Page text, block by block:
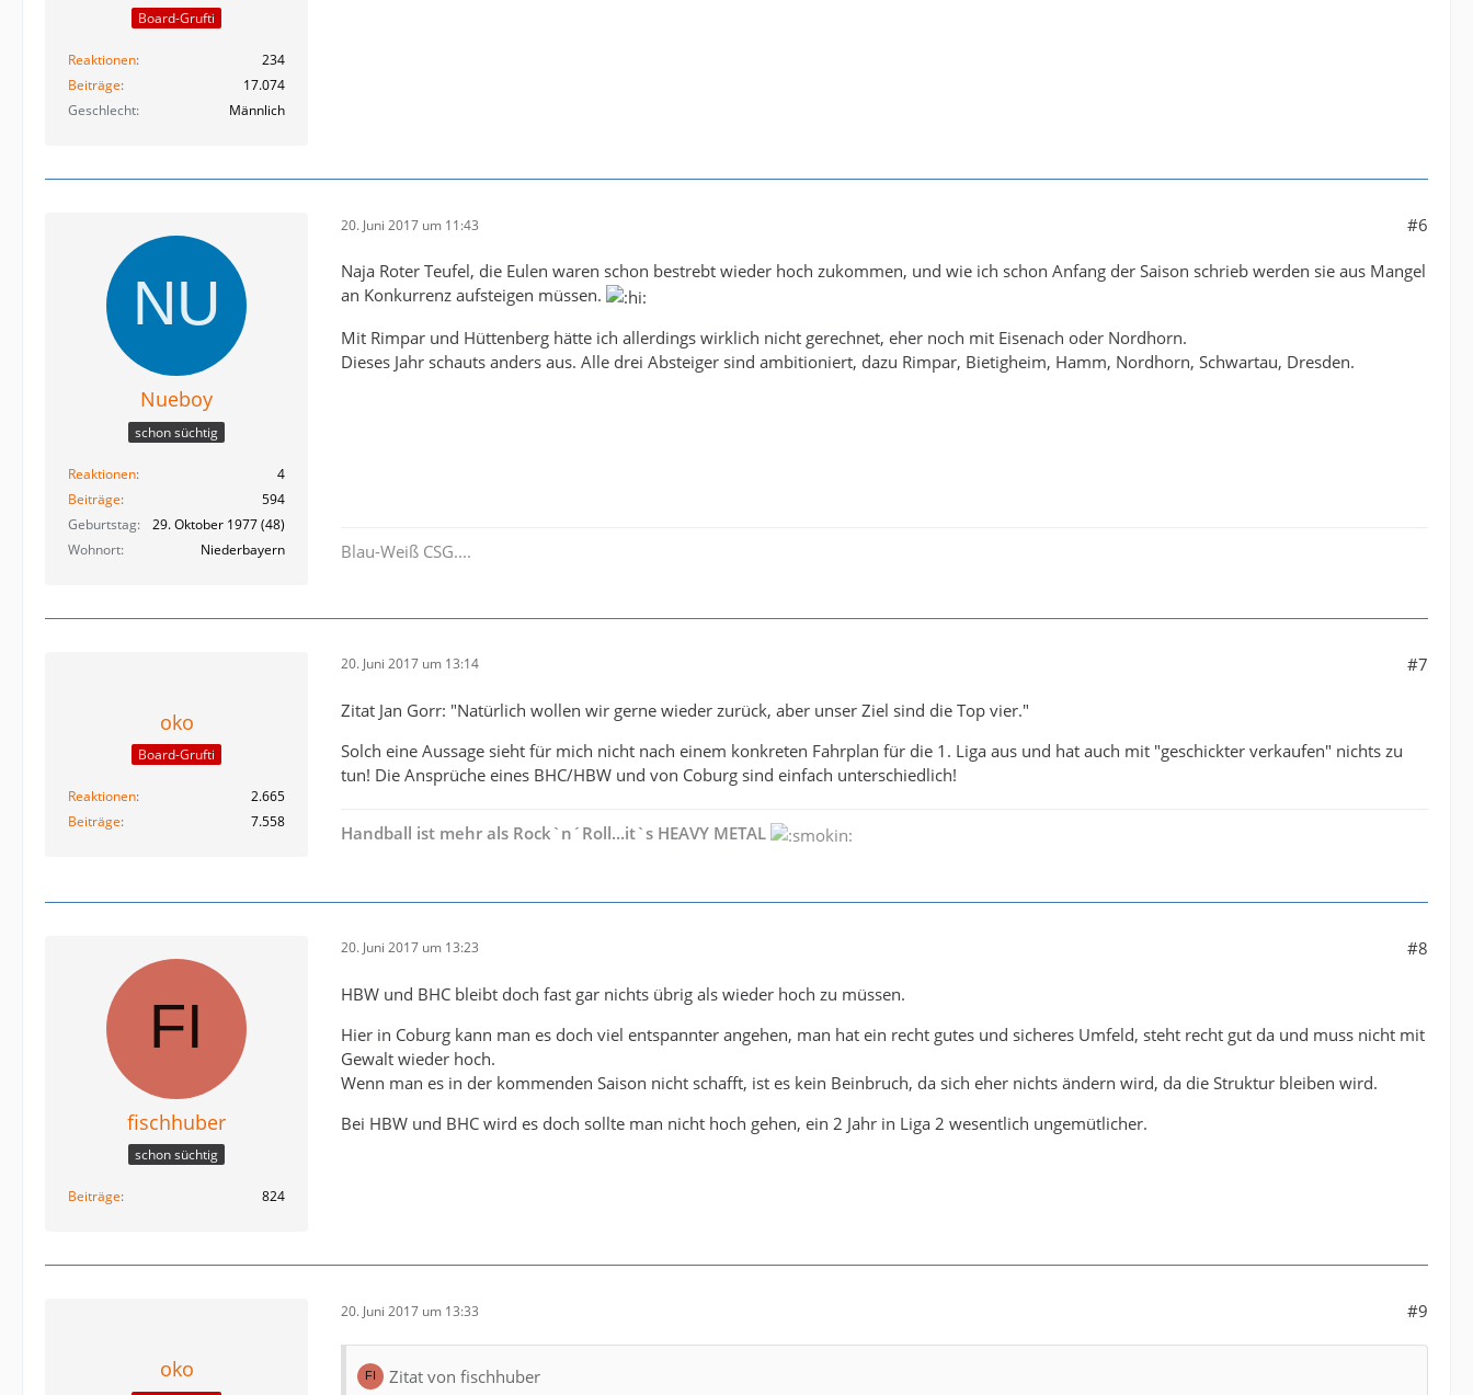
Board-Grufti
Reaktionen
234
Beiträge
17.074
Geschlecht
Männlich
Nueboy
schon süchtig
Reaktionen
4
Beiträge
594
Geburtstag
29. Oktober 1977 (48)
Wohnort
Niederbayern
20. Juni 2017 um 11:43 #6
Naja Roter Teufel, die Eulen waren schon bestrebt wieder hoch zukommen, und wie ich schon Anfang der Saison schrieb werden sie aus Mangel
an Konkurrenz aufsteigen müssen.
Mit Rimpar und Hüttenberg hätte ich allerdings wirklich nicht gerechnet, eher noch mit Eisenach oder Nordhorn.
Dieses Jahr schauts anders aus. Alle drei Absteiger sind ambitioniert, dazu Rimpar, Bietigheim, Hamm, Nordhorn, Schwartau, Dresden.
Blau-Weiß CSG....
oko
Board-Grufti
Reaktionen
2.665
Beiträge
7.558
20. Juni 2017 um 13:14 #7
Zitat Jan Gorr: "Natürlich wollen wir gerne wieder zurück, aber unser Ziel sind die Top vier."
Solch eine Aussage sieht für mich nicht nach einem konkreten Fahrplan für die 1. Liga aus und hat auch mit "geschickter verkaufen" nichts zu
tun! Die Ansprüche eines BHC/HBW und von Coburg sind einfach unterschiedlich!
Handball ist mehr als Rock`n´Roll...it`s HEAVY METAL
fischhuber
schon süchtig
Beiträge 824
20. Juni 2017 um 13:23 #8
HBW und BHC bleibt doch fast gar nichts übrig als wieder hoch zu müssen.
Hier in Coburg kann man es doch viel entspannter angehen, man hat ein recht gutes und sicheres Umfeld, steht recht gut da und muss nicht mit
Gewalt wieder hoch.
Wenn man es in der kommenden Saison nicht schafft, ist es kein Beinbruch, da sich eher nichts ändern wird, da die Struktur bleiben wird.
Bei HBW und BHC wird es doch sollte man nicht hoch gehen, ein 2 Jahr in Liga 2 wesentlich ungemütlicher.
oko
20. Juni 2017 um 13:33 #9
Zitat von fischhuber